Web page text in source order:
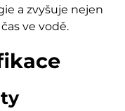
a zvyšuje nejen
ve vodě.